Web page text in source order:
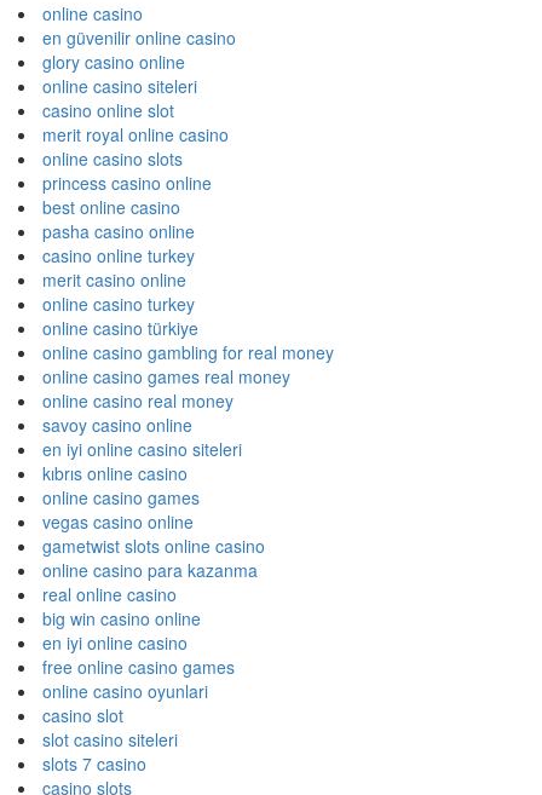
online casino
en güvenilir online casino
glory casino online
online casino siteleri
casino online slot
merit royal online casino
online casino slots
princess casino online
best online casino
pasha casino online
casino online turkey
merit casino online
online casino turkey
online casino türkiye
online casino gambling for real money
online casino games real money
online casino real money
savoy casino online
en iyi online casino siteleri
kıbrıs online casino
online casino games
vegas casino online
gametwist slots online casino
online casino para kazanma
real online casino
big win casino online
en iyi online casino
free online casino games
online casino oyunlari
casino slot
slot casino siteleri
slots 7 casino
casino slots